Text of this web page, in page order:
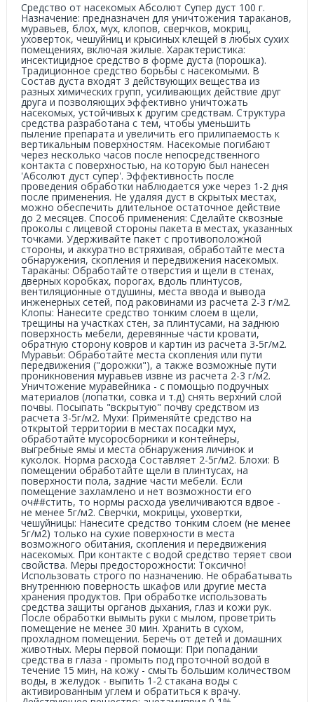
Средство от насекомых Абсолют Cупер дуст 100 г.
Назначение: предназначен для уничтожения тараканов,
муравьев, блох, мух, клопов, сверчков, мокриц,
уховерток, чешуйниц и крысиных клещей в любых сухих
помещениях, включая жилые. Характеристика:
инсектицидное средство в форме дуста (порошка).
Традиционное средство борьбы с насекомыми. В
Состав дуста входят 3 действующих вещества из
разных химических групп, усиливающих действие друг
друга и позволяющих эффективно уничтожать
насекомых, устойчивых к другим средствам. Структура
средства разработана с тем, чтобы уменьшить
пыление препарата и увеличить его прилипаемость к
вертикальным поверхностям. Насекомые погибают
через несколько часов после непосредственного
контакта с поверхностью, на которую был нанесен
'Абсолют дуст супер'. Эффективность после
проведения обработки наблюдается уже через 1-2 дня
после применения. Не удаляя дуст в скрытых местах,
можно обеспечить длительное остаточное действие
до 2 месяцев. Способ применения: Сделайте сквозные
проколы с лицевой стороны пакета в местах, указанных
точками. Удерживайте пакет с противоположной
стороны, и аккуратно встряхивая, обработайте места
обнаружения, скопления и передвижения насекомых.
Тараканы: Обработайте отверстия и щели в стенах,
дверных коробках, порогах, вдоль плинтусов,
вентиляционные отдушины, места ввода и вывода
инженерных сетей, под раковинами из расчета 2-3 г/м2.
Клопы: Нанесите средство тонким слоем в щели,
трещины на участках стен, за плинтусами, на заднюю
поверхность мебели, деревянные части кровати,
обратную сторону ковров и картин из расчета 3-5г/м2.
Муравьи: Обработайте места скопления или пути
передвижения ("дорожки"), а также возможные пути
проникновения муравьев извне из расчета 2-3 г/м2.
Уничтожение муравейника - с помощью подручных
материалов (лопатки, совка и т.д) снять верхний слой
почвы. Посыпать "вскрытую" почву средством из
расчета 3-5г/м2. Мухи: Применяйте средство на
открытой территории в местах посадки мух,
обработайте мусоросборники и контейнеры,
выгребные ямы и места обнаружения личинок и
куколок. Норма расхода Составляет 2-5г/м2. Блохи: В
помещении обработайте щели в плинтусах, на
поверхности пола, задние части мебели. Если
помещение захламлено и нет возможности его
оч##стить, то нормы расхода увеличиваются вдвое -
не менее 5г/м2. Сверчки, мокрицы, уховертки,
чешуйницы: Нанесите средство тонким слоем (не менее
5г/м2) только на сухие поверхности в места
возможного обитания, скопления и передвижения
насекомых. При контакте с водой средство теряет свои
свойства. Меры предосторожности: Токсично!
Использовать строго по назначению. Не обрабатывать
внутреннюю поверность шкафов или другие места
хранения продуктов. При обработке использовать
средства защиты органов дыхания, глаз и кожи рук.
После обработки вымыть руки с мылом, проветрить
помещение не менее 30 мин. Хранить в сухом,
прохладном помещении. Беречь от детей и домашних
животных. Меры первой помощи: При попадании
средства в глаза - промыть под проточной водой в
течение 15 мин, на кожу - смыть большим количеством
воды, в желудок - выпить 1-2 стакана воды с
активированным углем и обратиться к врачу.